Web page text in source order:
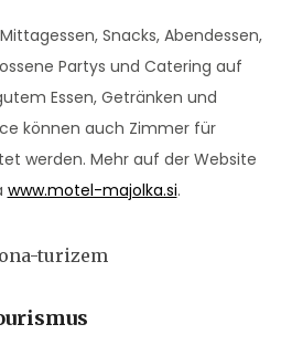
Snacks, Abendessen,
Partys und Catering auf
Essen, Getränken und
können auch Zimmer für
werden. Mehr auf der Website
www.motel-majolka.si.